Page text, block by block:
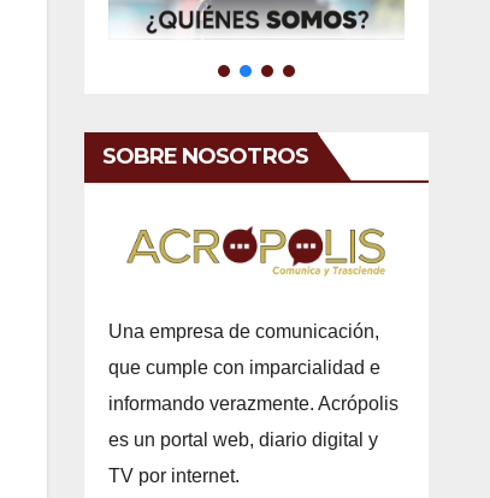
SOBRE NOSOTROS
Una empresa de comunicación,
que cumple con imparcialidad e
informando verazmente. Acrópolis
es un portal web, diario digital y
TV por internet.